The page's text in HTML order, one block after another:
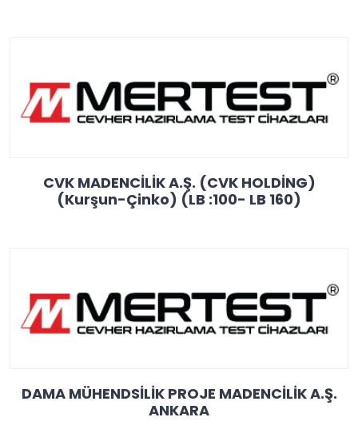
CVK MADENCİLİK A.Ş. (CVK HOLDİNG)
(Kurşun-Çinko) (LB :100- LB 160)
DAMA MÜHENDSİLİK PROJE MADENCİLİK A.Ş.
ANKARA